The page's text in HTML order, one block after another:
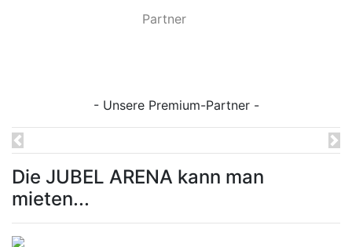
Partner(current)
- Unsere Premium-Partner -
Previous
Die JUBEL ARENA kann man
mieten...